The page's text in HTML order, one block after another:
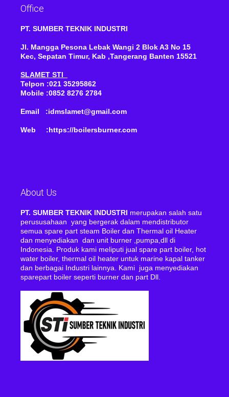
Office
PT. SUMBER TEKNIK INDUSTRI
Jl. Mangga Pesona Lebak Wangi 2 Blok A3 No 15
Kec, Sepatan Timur, Kab ,Tangerang Banten 15521
SLAMET STI
Telpon :021 35295862
Mobile :0852 8276 2784
Email :idmslamet@gmail.com
Web :https://boilersburner.com
About Us
PT. SUMBER TEKNIK INDUSTRI merupakan salah satu
perususahaan yang bergerak dalam mendistributor
semua spare part steam Boiler dan Thermal oil Heater
dan menyediakan dan unit burner ,pumpa,dll di
Indonesia. Produk kami meliputi jual spare part boiler, hot
water boiler, thermal oil heater untuk marine kapal tanker
dan berbagai Industri lainnya. Kami juga menyediakan
sparepart boiler seperti burner dan part Dll.